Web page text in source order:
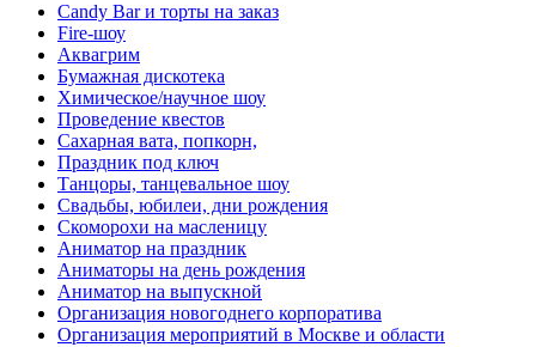
Candy Bar и торты на заказ
Fire-шоу
Аквагрим
Бумажная дискотека
Химическое/научное шоу
Проведение квестов
Сахарная вата, попкорн,
Праздник под ключ
Танцоры, танцевальное шоу
Свадьбы, юбилеи, дни рождения
Скоморохи на масленицу
Аниматор на праздник
Аниматоры на день рождения
Аниматор на выпускной
Организация новогоднего корпоратива
Организация мероприятий в Москве и области